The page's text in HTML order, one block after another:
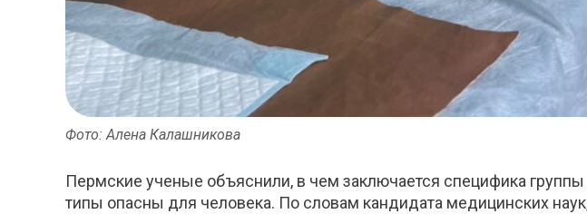
Фото: Алена Калашникова
Пермские ученые объяснили, в чем заключается специфика
типы опасны для человека. По словам кандидата медицинских